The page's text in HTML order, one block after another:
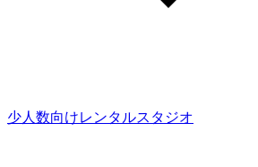
少人数向けレンタルスタジオ